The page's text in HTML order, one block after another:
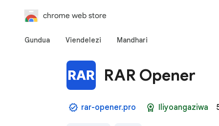
chrome web store
Gundua Viendelezi Mandhari
RAR Opener
rar-opener.pro Iliyoangaziwa